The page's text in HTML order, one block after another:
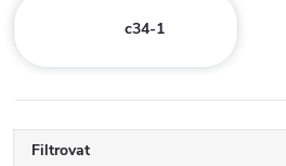
c34-1
Filtrovat